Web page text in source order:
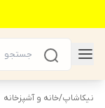
نیکاشاپ/خانه و آشپزخانه